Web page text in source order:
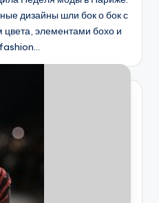
дизайны шли бок о бок с
цвета, элементами бохо и